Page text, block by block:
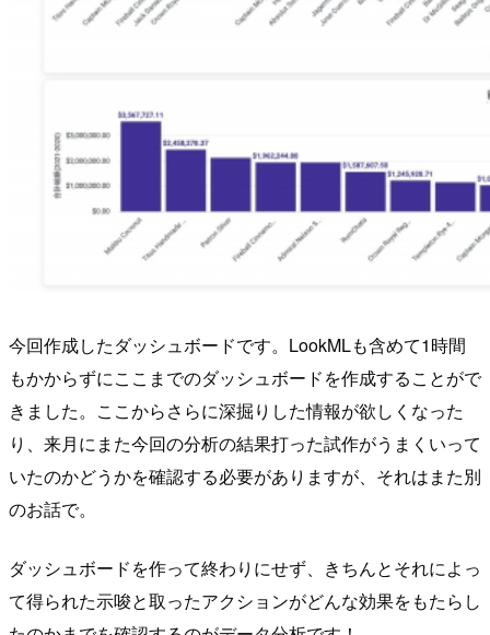
今回作成したダッシュボードです。LookMLも含めて1時間
もかからずにここまでのダッシュボードを作成することがで
きました。ここからさらに深掘りした情報が欲しくなった
り、来月にまた今回の分析の結果打った試作がうまくいって
いたのかどうかを確認する必要がありますが、それはまた別
のお話で。
ダッシュボードを作って終わりにせず、きちんとそれによっ
て得られた示唆と取ったアクションがどんな効果をもたらし